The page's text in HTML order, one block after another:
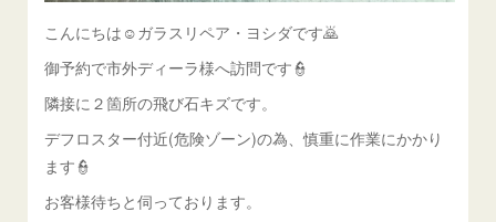
こんにちは☺ガラスリペア・ヨシダです🙇
御予約で市外ディーラ様へ訪問です👮
隣接に２箇所の飛び石キズです。
デフロスター付近(危険ゾーン)の為、慎重に作業にかかり
ます👮
お客様待ちと伺っております。